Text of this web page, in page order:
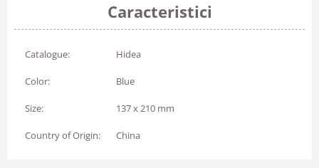
Caracteristici
Catalogue: Hidea
Color: Blue
Size: 137 x 210 mm
Country of Origin: China